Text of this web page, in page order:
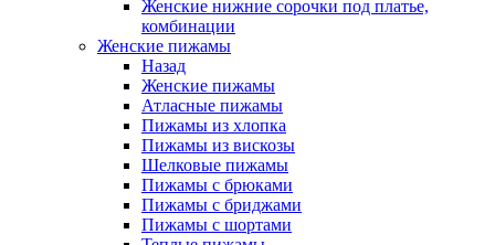
Женские нижние сорочки под платье,
комбинации
Женские пижамы
Назад
Женские пижамы
Атласные пижамы
Пижамы из хлопка
Пижамы из вискозы
Шелковые пижамы
Пижамы с брюками
Пижамы с бриджами
Пижамы с шортами